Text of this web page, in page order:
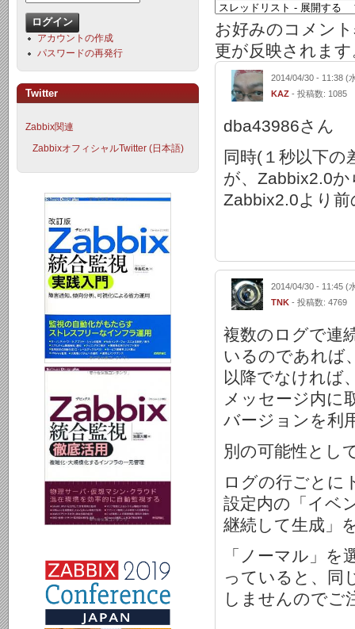
お好みのコメン
更が反映されます
2014/04/30 - 11:38 (
KAZ - 投稿数: 1085
dba43986さん
同時(１秒以下
が、Zabbix2.0
Zabbix2.0より
2014/04/30 - 11:45 (
TNK - 投稿数: 4769
複数のログで連
いるのであれば
以降でなければ
メッセージ内に
バージョンを利
別の可能性とし
ログの行ごとに
設定内の「イベ
継続して生成」
「ノーマル」
っていると、同
しませんのでご
アカウントの作成
パスワードの再発行
Twitter
Zabbix関連
ZabbixオフィシャルTwitter (日本語)